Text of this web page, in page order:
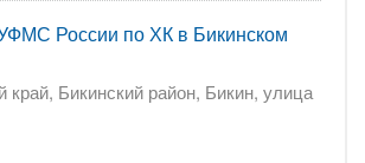
России по ХК в Бикинском
край, Бикинский район, Бикин, улица